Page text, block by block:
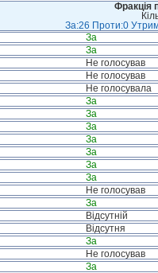
Фракція
За:26 Проти:0
За
За
Не голосував
Не голосував
Не голосувала
За
За
За
За
За
За
За
Не голосував
За
Відсутній
Відсутня
За
Не голосував
За